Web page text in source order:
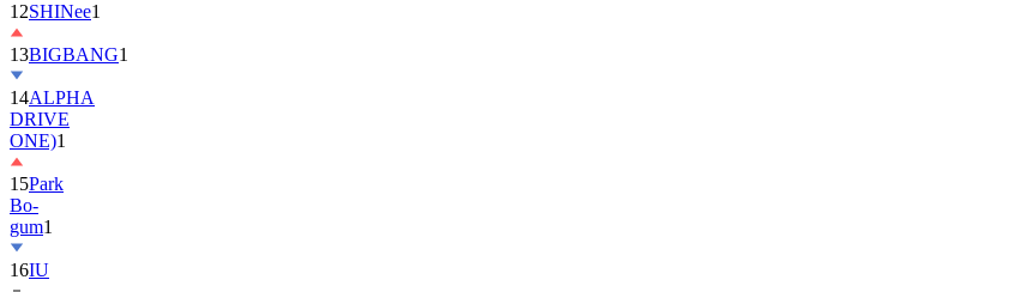
13BIGBANG
14ALPHA
DRIVE
ONE)1
15Park
Bo-
gum1
16IU
17NewJeans